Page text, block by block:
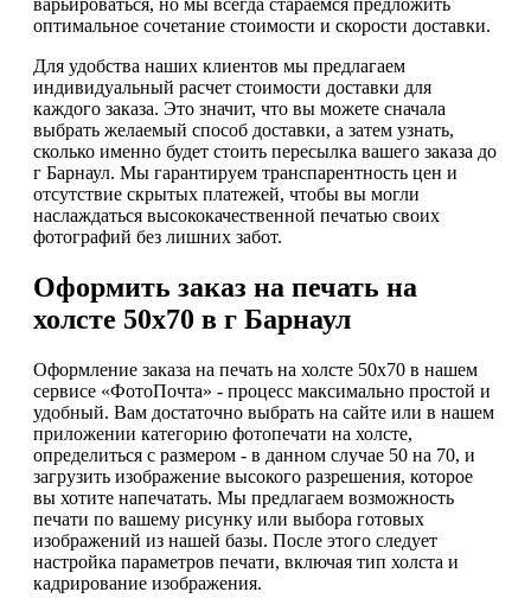
варьироваться, но мы всегда стараемся предложить
оптимальное сочетание стоимости и скорости доставки.
Для удобства наших клиентов мы предлагаем
индивидуальный расчет стоимости доставки для
каждого заказа. Это значит, что вы можете сначала
выбрать желаемый способ доставки, а затем узнать,
сколько именно будет стоить пересылка вашего заказа до
г Барнаул. Мы гарантируем транспарентность цен и
отсутствие скрытых платежей, чтобы вы могли
наслаждаться высококачественной печатью своих
фотографий без лишних забот.
Оформить заказ на печать на
холсте 50х70 в г Барнаул
Оформление заказа на печать на холсте 50х70 в нашем
сервисе «ФотоПочта» - процесс максимально простой и
удобный. Вам достаточно выбрать на сайте или в нашем
приложении категорию фотопечати на холсте,
определиться с размером - в данном случае 50 на 70, и
загрузить изображение высокого разрешения, которое
вы хотите напечатать. Мы предлагаем возможность
печати по вашему рисунку или выбора готовых
изображений из нашей базы. После этого следует
настройка параметров печати, включая тип холста и
кадрирование изображения.